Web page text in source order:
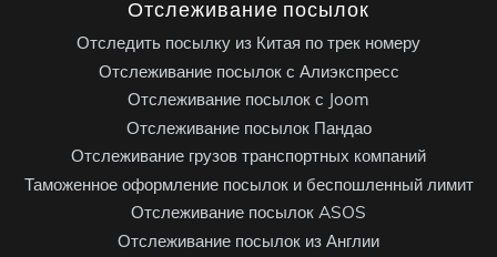
Отслеживание посылок
Отследить посылку из Китая по трек номеру
Отслеживание посылок с Алиэкспресс
Отслеживание посылок с Joom
Отслеживание посылок Пандао
Отслеживание грузов транспортных компаний
Таможенное оформление посылок и беспошленный лимит
Отслеживание посылок ASOS
Отслеживание посылок из Англии